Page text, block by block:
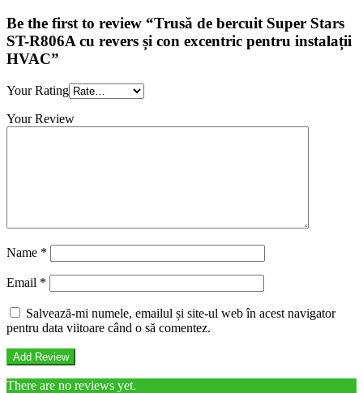
Be the first to review “Trusă de bercuit Super Stars
ST-R806A cu revers și con excentric pentru instalații
HVAC”
Your Rating
Your Review
Name *
Email *
Salvează-mi numele, emailul și site-ul web în acest navigator
pentru data viitoare când o să comentez.
There are no reviews yet.